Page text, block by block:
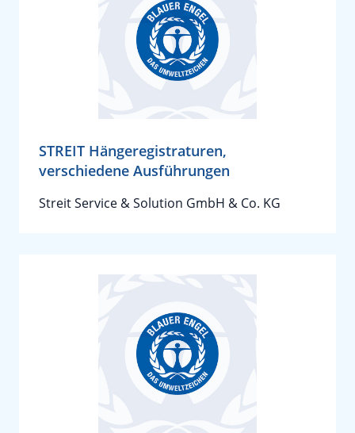
STREIT Hängeregistraturen,
verschiedene Ausführungen
Streit Service & Solution GmbH & Co. KG